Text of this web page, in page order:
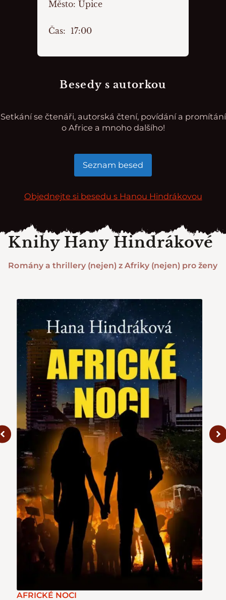
Besedy s autorkou
Setkání se čtenáři, autorská čtení, povídání a promítání
o Africe a mnoho dalšího!
Seznam besed
Město:Úpice
Čas: 17:00
Objednejte si besedu s Hanou Hindrákovou
Knihy Hany Hindrákové
Romány a thrillery (nejen) z Afriky (nejen) pro ženy
AFRICKÉ NOCI